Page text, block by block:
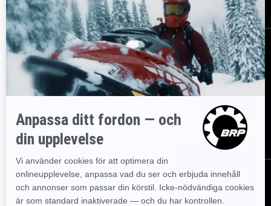
REGISTRERA DIG
Gå med i nyhetsbrevet.Var först med att få reda på de senaste
evenemangen, nyheterna och erbjudandena.
PRENUMERERA
FÖLJ OSS